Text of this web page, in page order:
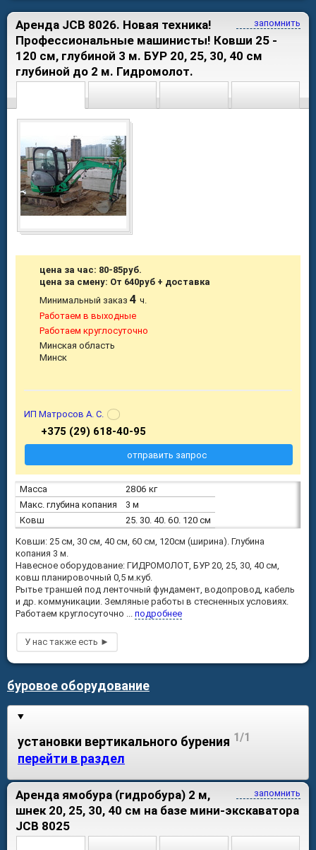
запомнить
Аренда JCB 8026. Новая техника!
Профессиональные машинисты! Ковши 25 -
120 см, глубиной 3 м. БУР 20, 25, 30, 40 см
глубиной до 2 м. Гидромолот.
Масса
2806 кг
Макс. глубина копания
3 м
Ковш
25. 30. 40. 60. 120 см
Ковши: 25 см, 30 см, 40 см, 60 см, 120см (ширина). Глубина
копания 3 м.
Навесное оборудование: ГИДРОМОЛОТ, БУР 20, 25, 30, 40 см,
ковш планировочный 0,5 м.куб.
Рытье траншей под ленточный фундамент, водопровод, кабель
и др. коммуникации. Земляные работы в стесненных условиях.
Работаем круглосуточно ... подробнее
цена за час: 80-85руб.
цена за смену: От 640руб + доставка
Минимальный заказ4ч.
Работаем в выходные
Работаем круглосуточно
Минская область
Минск
ИП Матросов А. С.
+375 (29) 618-40-95
отправить запрос
буровое оборудование
установки вертикального бурения 1/1
перейти в раздел
запомнить
Аренда ямобура (гидробура) 2 м,
шнек 20, 25, 30, 40 см на базе мини-экскаватора
JCB 8025